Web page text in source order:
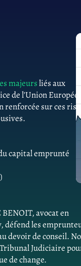
majeursliés aux
de l'Union
sur ces
capital emprunté
avocat en
défend les
devoir de conseil.
Judiciaire
de change.